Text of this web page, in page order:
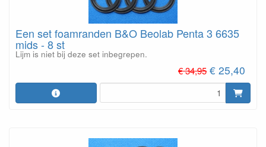
Een set foamranden B&O Beolab Penta 3 6635
mids - 8 st
Lijm is niet bij deze set inbegrepen.
€ 34,95 € 25,40